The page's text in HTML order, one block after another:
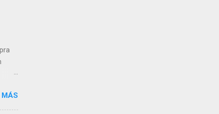
el
MÁS